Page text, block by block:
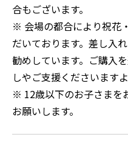
合もございます。
※ 会場の都合により祝花
だいております。差し入
勧めしています。ご購入
しやご支援くださいます
※ 12歳以下のお子さまを
お願いします。